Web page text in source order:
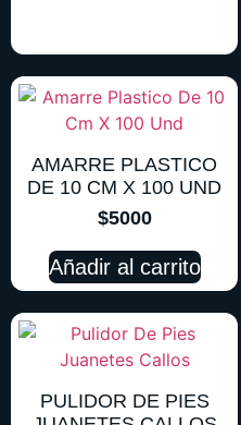
AMARRE PLASTICO
DE 10 CM X 100 UND
$5000
Añadir al carrito
PULIDOR DE PIES